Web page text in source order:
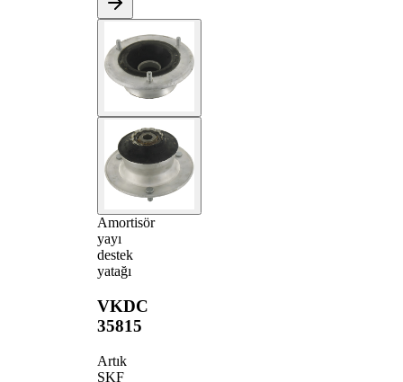
Amortisör
yayı
destek
yatağı
VKDC
35815
Artık
SKF